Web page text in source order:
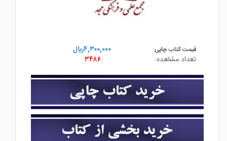
قیمت کتاب چاپی:
۴,۳۰۰,۰۰۰ريال
تعداد مشاهده:
۳۴۸۶